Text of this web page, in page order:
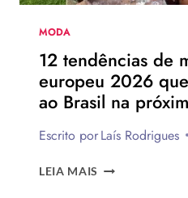
MODA
12 tendências de
europeu 2026
ao Brasil na
Escrito porLaís Rodrigues
LEIA MAIS